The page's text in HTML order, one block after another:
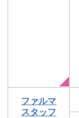
ファルマ
スタッフ